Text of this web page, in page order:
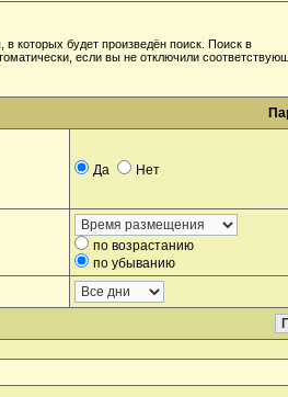
которых будет произведён поиск. Поиск в
если вы не отключили
Да Нет
по возрастанию
по убыванию